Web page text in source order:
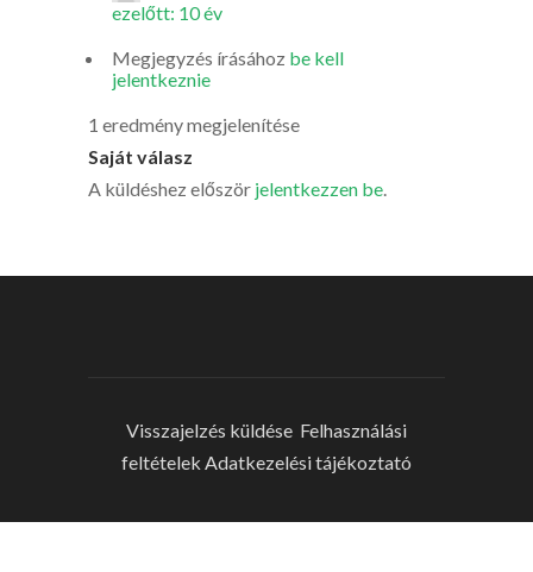
ezelőtt: 10 év
Megjegyzés írásához be kell
jelentkeznie
1 eredmény megjelenítése
Saját válasz
A küldéshez először jelentkezzen be.
Visszajelzés küldése Felhasználási
feltételek Adatkezelési tájékoztató